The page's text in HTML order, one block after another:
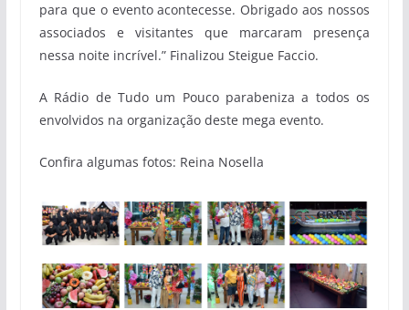
para que o evento acontecesse. Obrigado aos nossos
associados e visitantes que marcaram presença
nessa noite incrível.” Finalizou Steigue Faccio.
A Rádio de Tudo um Pouco parabeniza a todos os
envolvidos na organização deste mega evento.
Confira algumas fotos: Reina Nosella